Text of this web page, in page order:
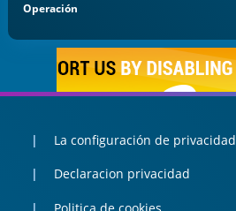
Operación
La configuración de privacidad
Declaracion privacidad
Politica de cookies